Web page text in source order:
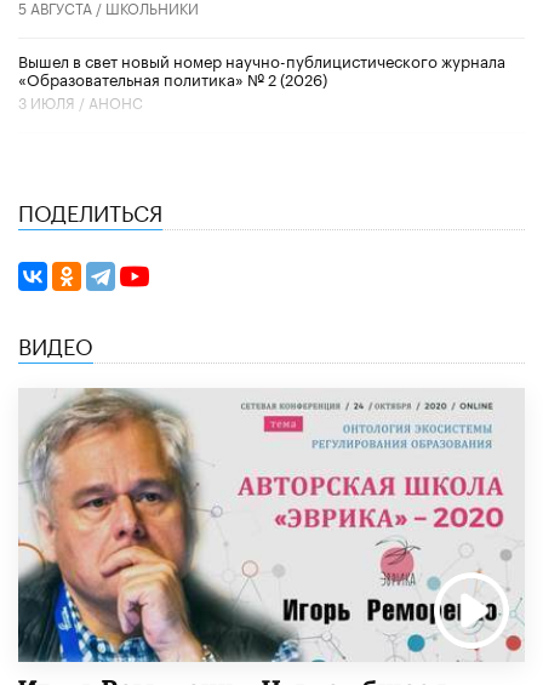
5 АВГУСТА / ШКОЛЬНИКИ
Вышел в свет новый номер научно-публицистического журнала
«Образовательная политика» № 2 (2026)
3 ИЮЛЯ / АНОНС
ПОДЕЛИТЬСЯ
ВИДЕО